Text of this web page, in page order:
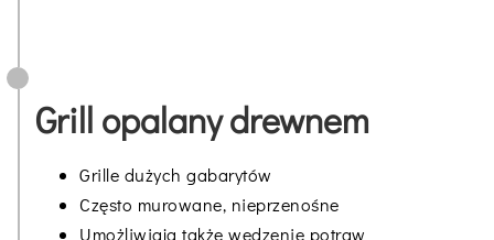
Grill opalany drewnem
Grille dużych gabarytów
Często murowane, nieprzenośne
Umożliwiają także wędzenie potraw